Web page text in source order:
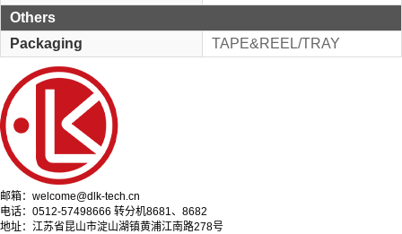
Others
Packaging
TAPE&REEL/TRAY
邮箱：welcome@dlk-tech.cn
电话：0512-57498666 转分机8681、8682
地址：江苏省昆山市淀山湖镇黄浦江南路278号